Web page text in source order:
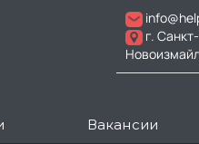
г.
Вакансии